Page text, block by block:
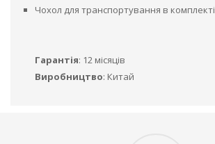
Чохол для транспортування в комплекті
Гарантія: 12 місяців
Виробництво: Китай